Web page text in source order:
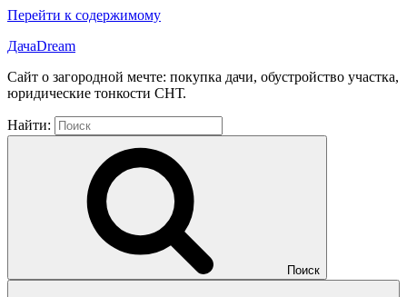
Перейти к содержимому
ДачаDream
Сайт о загородной мечте: покупка дачи, обустройство участка,
юридические тонкости СНТ.
Найти:
Поиск